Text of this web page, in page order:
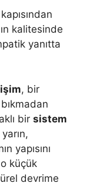
kalitesinde
yanıtta
, bir
bir sistem
yapısını
küçük
devrime